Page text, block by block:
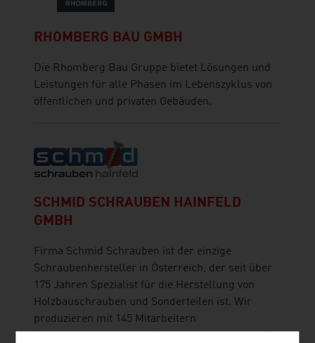
RHOMBERG BAU GMBH
Die Rhomberg Bau Gruppe bietet Lösungen und
Leistungen für alle Phasen im Lebenszyklus von
öffentlichen und privaten Gebäuden.
SCHMID SCHRAUBEN HAINFELD
GMBH
Firma Schmid Schrauben ist der einzige
Schraubenhersteller in Österreich, der seit über
175 Jahren Spezialist für die Herstellung von
Holzbauschrauben und Sonderteilen ist. Wir
produzieren mit 145 Mitarbeitern